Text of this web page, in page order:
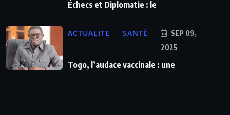
Échecs et Diplomatie : le
ACTUALITE SANTÉ
SEP 09,
2025
Togo, l’audace vaccinale : une